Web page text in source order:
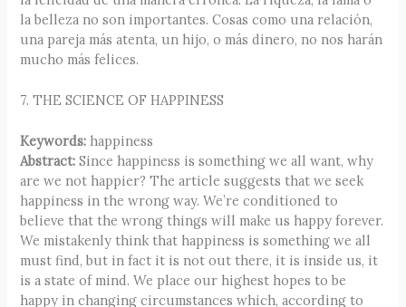
la belleza no son importantes. Cosas como una relación,
una pareja más atenta, un hijo, o más dinero, no nos harán
mucho más felices.
7. THE SCIENCE OF HAPPINESS
Keywords:happiness
Abstract:Since happiness is something we all want, why
are we not happier? The article suggests that we seek
happiness in the wrong way. We’re conditioned to
believe that the wrong things will make us happy forever.
We mistakenly think that happiness is something we all
must find, but in fact it is not out there, it is inside us, it
is a state of mind. We place our highest hopes to be
happy in changing circumstances which, according to